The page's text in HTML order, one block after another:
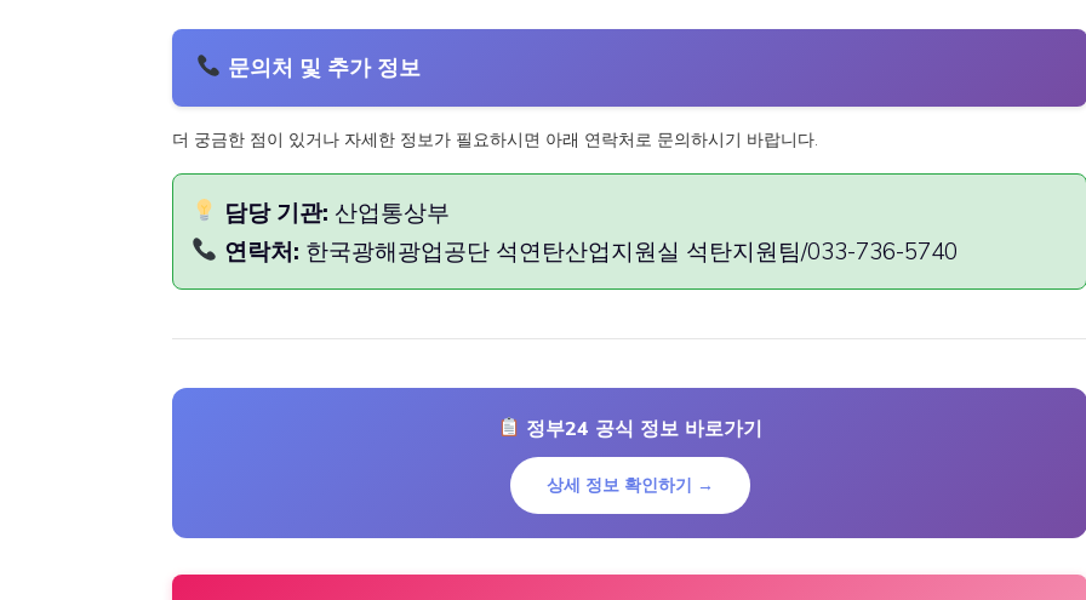
문의처 및 추가 정보
더 궁금한 점이 있거나 자세한 정보가 필요하시면 아래 연락처로 문의하시기 바랍니다.
담당 기관: 산업통상부
연락처: 한국광해광업공단 석연탄산업지원실 석탄지원팀/033-736-5740
정부24 공식 정보 바로가기
상세 정보 확인하기 →